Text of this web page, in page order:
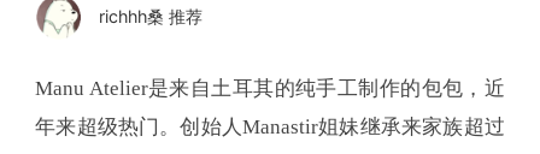
richhh桑 推荐
Manu Atelier是来自土耳其的纯手工制作的包包，近
年来超级热门。创始人Manastir姐妹继承来家族超过